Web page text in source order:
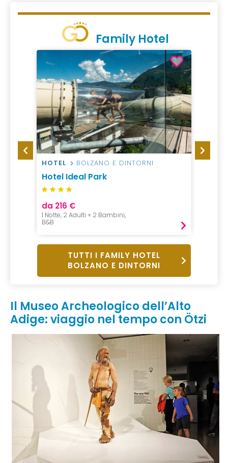
Family Hotel
HOTEL BOLZANO E DINTORNI
Hotel Ideal Park
da 216 €
1 Notte, 2 Adulti + 2 Bambini,
B&B
TUTTI I FAMILY HOTEL
BOLZANO E DINTORNI
Il Museo Archeologico dell’Alto
Adige: viaggio nel tempo con Ötzi